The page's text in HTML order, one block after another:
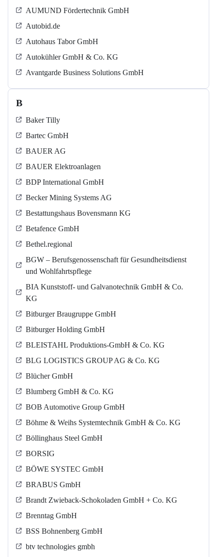
AUMUND Fördertechnik GmbH
Autobid.de
Autohaus Tabor GmbH
Autokühler GmbH & Co. KG
Avantgarde Business Solutions GmbH
B
Baker Tilly
Bartec GmbH
BAUER AG
BAUER Elektroanlagen
BDP International GmbH
Becker Mining Systems AG
Bestattungshaus Bovensmann KG
Betafence GmbH
Bethel.regional
BGW – Berufsgenossenschaft für Gesundheitsdienst
und Wohlfahrtspflege
BIA Kunststoff- und Galvanotechnik GmbH & Co.
KG
Bitburger Braugruppe GmbH
Bitburger Holding GmbH
BLEISTAHL Produktions-GmbH & Co. KG
BLG LOGISTICS GROUP AG & Co. KG
Blücher GmbH
Blumberg GmbH & Co. KG
BOB Automotive Group GmbH
Böhme & Weihs Systemtechnik GmbH & Co. KG
Böllinghaus Steel GmbH
BORSIG
BÖWE SYSTEC GmbH
BRABUS GmbH
Brandt Zwieback-Schokoladen GmbH + Co. KG
Brenntag GmbH
BSS Bohnenberg GmbH
btv technologies gmbh